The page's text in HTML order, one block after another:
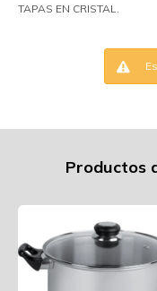
TAPAS EN CRISTAL.
Productos